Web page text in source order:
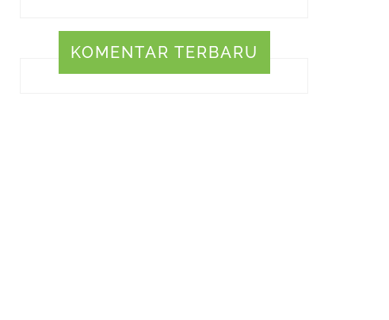
KOMENTAR TERBARU